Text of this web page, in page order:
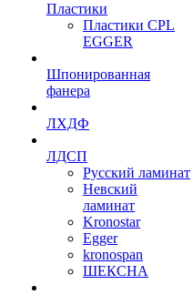
Пластики
Пластики CPL
EGGER
Шпонированная
фанера
ЛХДФ
ЛДСП
Русский ламинат
Невский
ламинат
Kronostar
Egger
kronospan
ШЕКСНА